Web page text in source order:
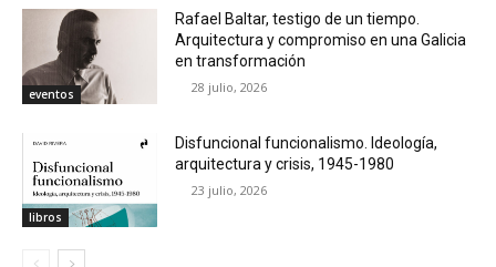
eventos
Rafael Baltar, testigo de un tiempo.
Arquitectura y compromiso en una Galicia
en transformación
28 julio, 2026
libros
Disfuncional funcionalismo. Ideología,
arquitectura y crisis, 1945-1980
23 julio, 2026